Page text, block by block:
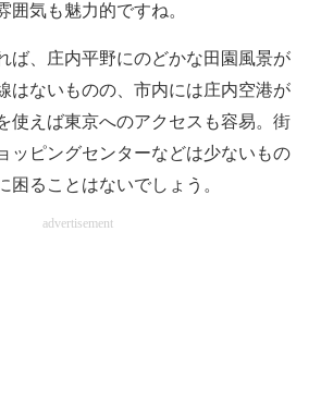
囲気も魅力的ですね。
ば、庄内平野にのどかな田園風景が
はないものの、市内には庄内空港が
使えば東京へのアクセスも容易。街
ッピングセンターなどは少ないもの
困ることはないでしょう。
advertisement